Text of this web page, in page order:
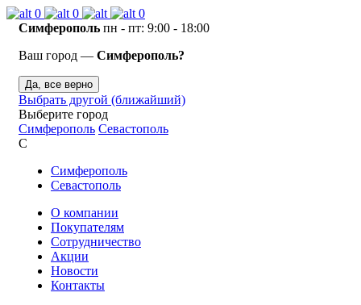
0 0
0
Симферополь пн - пт: 9:00 - 18:00
Ваш город — Симферополь?
Да, все верно
Выбрать другой (ближайший)
Выберите город
Симферополь Севастополь
С
Симферополь
Севастополь
О компании
Покупателям
Сотрудничество
Акции
Новости
Контакты